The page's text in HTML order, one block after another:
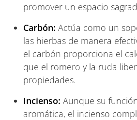
promover un espacio
Carbón: Actúa como un
las hierbas de manera
el carbón proporciona el
que el romero y la ruda
propiedades.
Incienso: Aunque su
aromática, el incienso